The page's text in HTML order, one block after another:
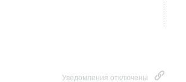
Уведомления отключены